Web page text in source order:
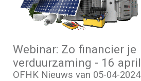
Webinar: Zo financier je
verduurzaming - 16 april
OFHK Nieuws van 05-04-2024